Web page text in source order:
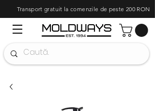
Transport gratuit la comenzile de peste 200 RON